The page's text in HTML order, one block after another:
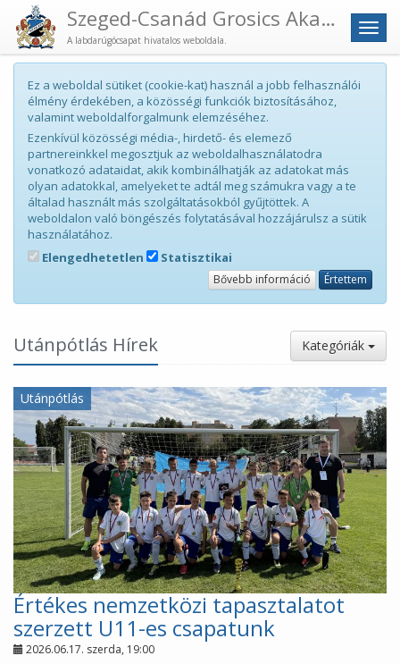
Menü
Szeged-Csanád Grosics Akadémia
A labdarúgócsapat hivatalos weboldala.
Ez a weboldal sütiket (cookie-kat) használ a jobb felhasználói
élmény érdekében, a közösségi funkciók biztosításához,
valamint weboldalforgalmunk elemzéséhez.
Ezenkívül közösségi média-, hirdető- és elemező
partnereinkkel megosztjuk az weboldalhasználatodra
vonatkozó adataidat, akik kombinálhatják az adatokat más
olyan adatokkal, amelyeket te adtál meg számukra vagy a te
általad használt más szolgáltatásokból gyűjtöttek. A
weboldalon való böngészés folytatásával hozzájárulsz a sütik
használatához.
Elengedhetetlen
Statisztikai
Bővebb információ Értettem
Utánpótlás Hírek Kategóriák
Utánpótlás
Értékes nemzetközi tapasztalatot
szerzett U11-es csapatunk
2026.06.17. szerda, 19:00